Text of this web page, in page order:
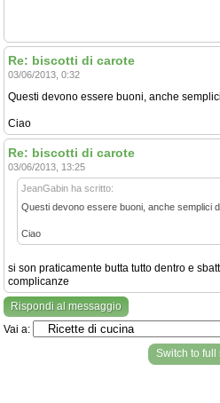
Re: biscotti di carote
03/06/2013, 0:32
Questi devono essere buoni, anche
Ciao
Re: biscotti di carote
03/06/2013, 13:25
JeanGabin ha scritto:
Questi devono essere buoni, anche semplici
Ciao
si son praticamente butta tutto dentro e
complicanze
Rispondi al messaggio
Vai a:
Switch to full